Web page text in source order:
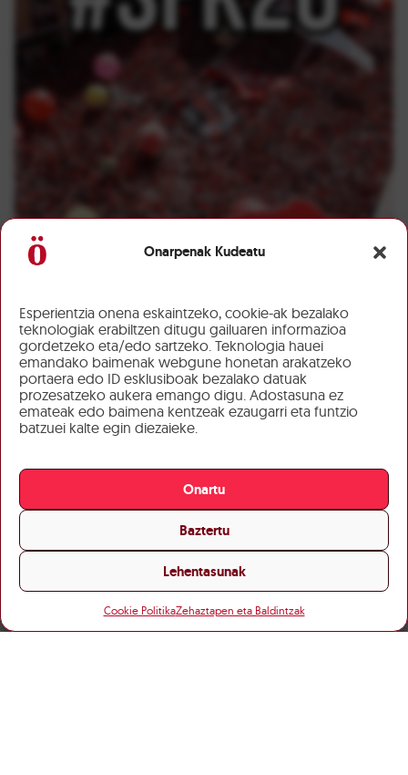
Onarpenak Kudeatu
Esperientzia onena eskaintzeko, cookie-ak bezalako
teknologiak erabiltzen ditugu gailuaren informazioa
gordetzeko eta/edo sartzeko. Teknologia hauei
emandako baimenak webgune honetan arakatzeko
portaera edo ID esklusiboak bezalako datuak
prozesatzeko aukera emango digu. Adostasuna ez
emateak edo baimena kentzeak ezaugarri eta funtzio
batzuei kalte egin diezaieke.
Onartu
Baztertu
Lehentasunak
Cookie PolitikaZehaztapen eta Baldintzak